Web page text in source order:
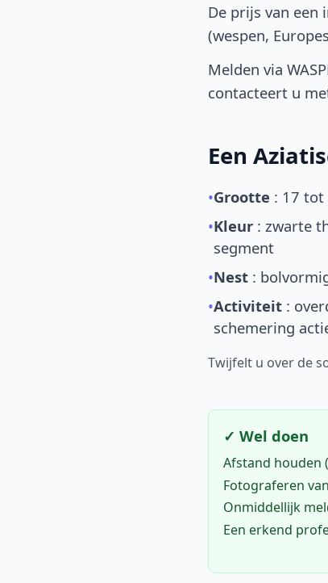
De prijs van een
(wespen,
Melden via
contacteert u
Een
•Grootte : 17 tot
•Kleur : zwarte
segment
•Nest :
•Activiteit :
schemering
Twijfelt u over de
✓ Wel doen
Afstand houden
Fotograferen
Onmiddellijk
Een erkend